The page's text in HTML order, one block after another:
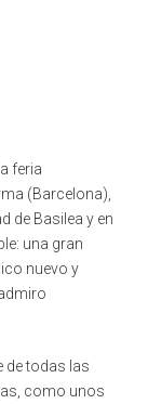
feria
(Barcelona),
de Basilea y en
una gran
nuevo y
de todas las
como unos